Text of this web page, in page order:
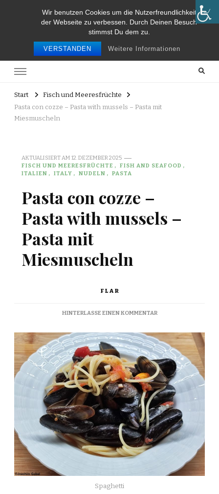
Wir benutzen Cookies um die Nutzerfreundlichkeit
der Webseite zu verbessen. Durch Deinen Besuch
stimmst Du dem zu.
VERSTANDEN Weitere Informationen
Food and Travel
Start
Fisch und Meeresfrüchte
Pasta con cozze – Pasta with mussels – Pasta mit
Miesmuscheln
AKTUALISIERT AM 12. DEZEMBER 2025
FISCH UND MEERESFRÜCHTE
FISH AND SEAFOOD
ITALIEN
ITALY NUDELN PASTA
Pasta con cozze –
Pasta with mussels –
Pasta mit
Miesmuscheln
FLAR
HINTERLASSE EINEN KOMMENTARZU
CON
COZZE
–
PASTA
WITH
MUSSELS
–
PASTA
MIT
MIESMUSCHELN
Spaghetti